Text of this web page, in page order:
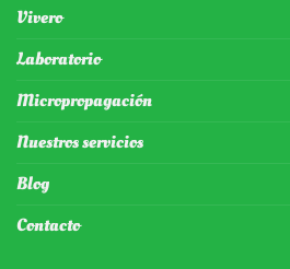
Vivero
Laboratorio
Micropropagación
Nuestros servicios
Blog
Contacto